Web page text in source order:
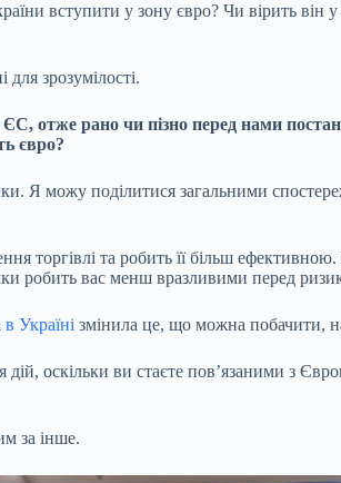
вступити у зону євро? Чи вірить
для зрозумілості.
ЄС, отже рано чи пізно перед нами
євро?
Я можу поділитися загальними
торгівлі та робить її більш
робить вас менш вразливими перед
в Україні змінила це, що можна побачити,
дій, оскільки ви стаєте повʼязаними з
за інше.